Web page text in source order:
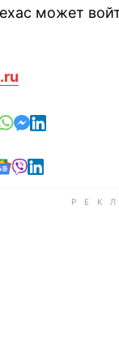
может
в Telegram
в Facebook
в Xв Viber
отправить в
отправить в
отправить
в Telegram
в Facebook
в X
Читайте в
Читайте в Viber
Читайте в